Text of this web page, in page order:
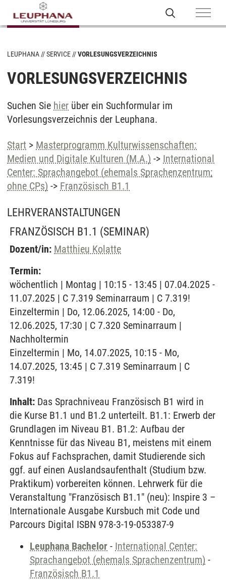
LEUPHANA SERVICE VORLESUNGSVERZEICHNIS
VORLESUNGSVERZEICHNIS
Suchen Sie hier über ein Suchformular im
Vorlesungsverzeichnis der Leuphana.
Start > Masterprogramm Kulturwissenschaften:
Medien und Digitale Kulturen (M.A.) -> International
Center: Sprachangebot (ehemals Sprachenzentrum;
ohne CPs) -> Französisch B1.1
LEHRVERANSTALTUNGEN
FRANZÖSISCH B1.1 (SEMINAR)
Dozent/in: Matthieu Kolatte
Termin:
wöchentlich | Montag | 10:15 - 13:45 | 07.04.2025 -
11.07.2025 | C 7.319 Seminarraum | C 7.319!
Einzeltermin | Do, 12.06.2025, 14:00 - Do,
12.06.2025, 17:30 | C 7.320 Seminarraum |
Nachholtermin
Einzeltermin | Mo, 14.07.2025, 10:15 - Mo,
14.07.2025, 13:45 | C 7.319 Seminarraum | C
7.319!
Inhalt: Das Sprachniveau Französisch B1 wird in
die Kurse B1.1 und B1.2 unterteilt. B1.1: Erwerb der
Grundlagen im Niveau B1. B1.2: Aufbau der
Kenntnisse für das Niveau B1, meistens mit einem
Fokus auf Fachsprachen, damit Studierende sich
ggf. auf einen Auslandsaufenthalt (Studium bzw.
Praktikum) vorbereiten können. Lehrwerk für die
Veranstaltung "Französisch B1.1" (neu): Inspire 3 –
Internationale Ausgabe Kursbuch mit Code und
Parcours Digital ISBN 978-3-19-053387-9
Leuphana Bachelor - International Center:
Sprachangebot (ehemals Sprachenzentrum) -
Französisch B1.1